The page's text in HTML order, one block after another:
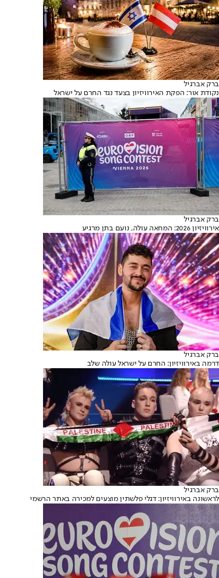
ברק אברגיל
נקודת אור: הפקת האירוויזיון בצעד נגד החרם על ישראל
ברק אברגיל
אירוויזיון 2026: המחאה עולה, נועם בתן מרגיע
ברק אברגיל
דרמה באירוויזיון: החרם על ישראל עולה שלב
ברק אברגיל
לראשונה באירוויזיון: דגלי פלשתין מוצעים למכירה באתר הרשמי